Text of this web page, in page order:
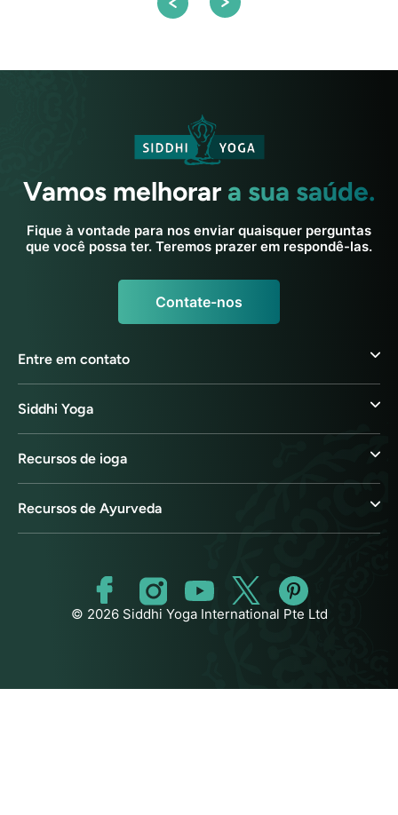
Vamos melhorar a sua saúde.
Fique à vontade para nos enviar quaisquer perguntas
que você possa ter. Teremos prazer em respondê-las.
Contate-nos
Entre em contato
Siddhi Yoga
Recursos de ioga
Recursos de Ayurveda
© 2026 Siddhi Yoga International Pte Ltd